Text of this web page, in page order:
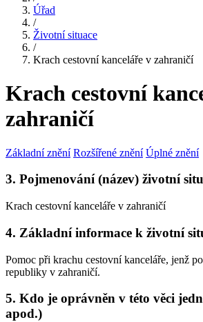
Úřad
/
Životní situace
/
Krach cestovní kanceláře v zahraničí
Krach cestovní
zahraničí
Základní znění Rozšířené znění Úplné znění
3. Pojmenování (název) životní
Krach cestovní kanceláře v zahraničí
4. Základní informace k životní
Pomoc při krachu cestovní kanceláře, jenž
republiky v zahraničí.
5. Kdo je oprávněn v této věci
apod.)